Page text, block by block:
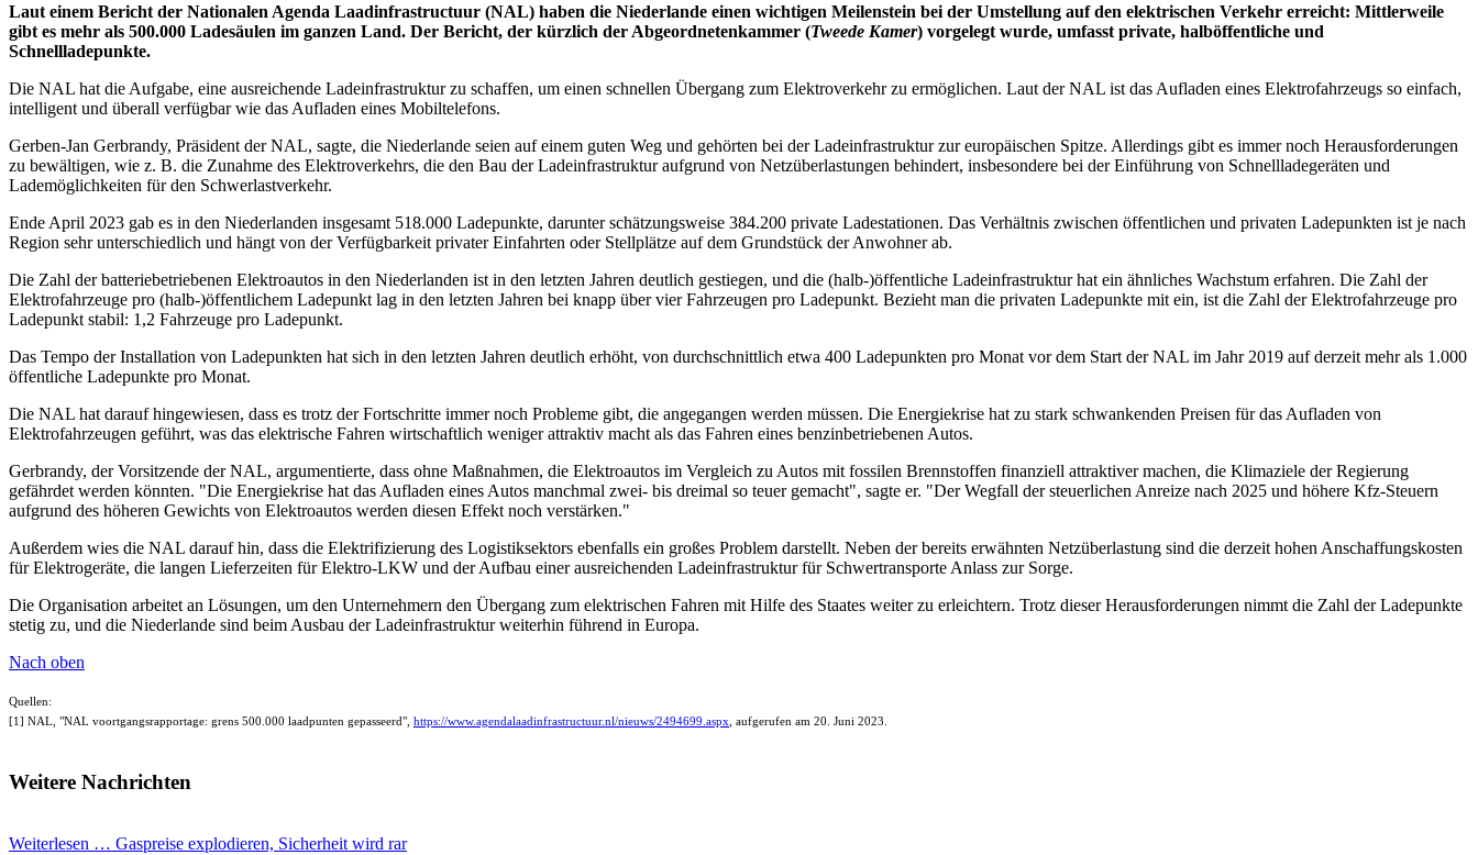
Laut einem Bericht der Nationalen Agenda Laadinfrastructuur (NAL) haben die Niederlande einen wichtigen Meilenstein bei der Umstellung auf den elektrischen Verkehr erreicht: Mittlerweile
gibt es mehr als 500.000 Ladesäulen im ganzen Land. Der Bericht, der kürzlich der Abgeordnetenkammer (Tweede Kamer) vorgelegt wurde, umfasst private, halböffentliche und
Schnellladepunkte.
Die NAL hat die Aufgabe, eine ausreichende Ladeinfrastruktur zu schaffen, um einen schnellen Übergang zum Elektroverkehr zu ermöglichen. Laut der NAL ist das Aufladen eines Elektrofahrzeugs so einfach,
intelligent und überall verfügbar wie das Aufladen eines Mobiltelefons.
Gerben-Jan Gerbrandy, Präsident der NAL, sagte, die Niederlande seien auf einem guten Weg und gehörten bei der Ladeinfrastruktur zur europäischen Spitze. Allerdings gibt es immer noch Herausforderungen
zu bewältigen, wie z. B. die Zunahme des Elektroverkehrs, die den Bau der Ladeinfrastruktur aufgrund von Netzüberlastungen behindert, insbesondere bei der Einführung von Schnellladegeräten und
Lademöglichkeiten für den Schwerlastverkehr.
Ende April 2023 gab es in den Niederlanden insgesamt 518.000 Ladepunkte, darunter schätzungsweise 384.200 private Ladestationen. Das Verhältnis zwischen öffentlichen und privaten Ladepunkten ist je nach
Region sehr unterschiedlich und hängt von der Verfügbarkeit privater Einfahrten oder Stellplätze auf dem Grundstück der Anwohner ab.
Die Zahl der batteriebetriebenen Elektroautos in den Niederlanden ist in den letzten Jahren deutlich gestiegen, und die (halb-)öffentliche Ladeinfrastruktur hat ein ähnliches Wachstum erfahren. Die Zahl der
Elektrofahrzeuge pro (halb-)öffentlichem Ladepunkt lag in den letzten Jahren bei knapp über vier Fahrzeugen pro Ladepunkt. Bezieht man die privaten Ladepunkte mit ein, ist die Zahl der Elektrofahrzeuge pro
Ladepunkt stabil: 1,2 Fahrzeuge pro Ladepunkt.
Das Tempo der Installation von Ladepunkten hat sich in den letzten Jahren deutlich erhöht, von durchschnittlich etwa 400 Ladepunkten pro Monat vor dem Start der NAL im Jahr 2019 auf derzeit mehr als 1.000
öffentliche Ladepunkte pro Monat.
Die NAL hat darauf hingewiesen, dass es trotz der Fortschritte immer noch Probleme gibt, die angegangen werden müssen. Die Energiekrise hat zu stark schwankenden Preisen für das Aufladen von
Elektrofahrzeugen geführt, was das elektrische Fahren wirtschaftlich weniger attraktiv macht als das Fahren eines benzinbetriebenen Autos.
Gerbrandy, der Vorsitzende der NAL, argumentierte, dass ohne Maßnahmen, die Elektroautos im Vergleich zu Autos mit fossilen Brennstoffen finanziell attraktiver machen, die Klimaziele der Regierung
gefährdet werden könnten. "Die Energiekrise hat das Aufladen eines Autos manchmal zwei- bis dreimal so teuer gemacht", sagte er. "Der Wegfall der steuerlichen Anreize nach 2025 und höhere Kfz-Steuern
aufgrund des höheren Gewichts von Elektroautos werden diesen Effekt noch verstärken."
Außerdem wies die NAL darauf hin, dass die Elektrifizierung des Logistiksektors ebenfalls ein großes Problem darstellt. Neben der bereits erwähnten Netzüberlastung sind die derzeit hohen Anschaffungskosten
für Elektrogeräte, die langen Lieferzeiten für Elektro-LKW und der Aufbau einer ausreichenden Ladeinfrastruktur für Schwertransporte Anlass zur Sorge.
Die Organisation arbeitet an Lösungen, um den Unternehmern den Übergang zum elektrischen Fahren mit Hilfe des Staates weiter zu erleichtern. Trotz dieser Herausforderungen nimmt die Zahl der Ladepunkte
stetig zu, und die Niederlande sind beim Ausbau der Ladeinfrastruktur weiterhin führend in Europa.
Nach oben
Quellen:
[1] NAL, "NAL voortgangsrapportage: grens 500.000 laadpunten gepasseerd", https://www.agendalaadinfrastructuur.nl/nieuws/2494699.aspx , aufgerufen am 20. Juni 2023.
Weitere Nachrichten
Weiterlesen … Gaspreise explodieren, Sicherheit wird rar